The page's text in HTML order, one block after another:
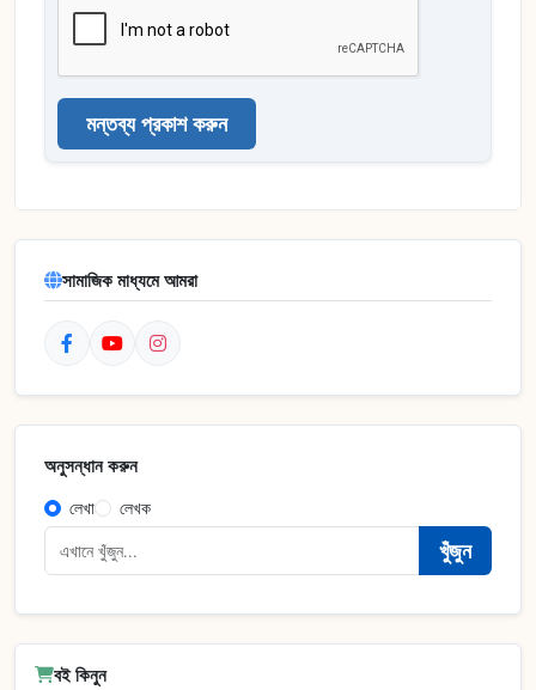
মন্তব্য প্রকাশ করুন
সামাজিক মাধ্যমে আমরা
অনুসন্ধান করুন
লেখা লেখক
খুঁজুন
বই কিনুন